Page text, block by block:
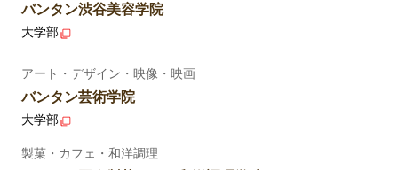
バンタン渋谷美容学院
大学部
アート・デザイン・映像・映画
バンタン芸術学院
大学部
製菓・カフェ・和洋調理